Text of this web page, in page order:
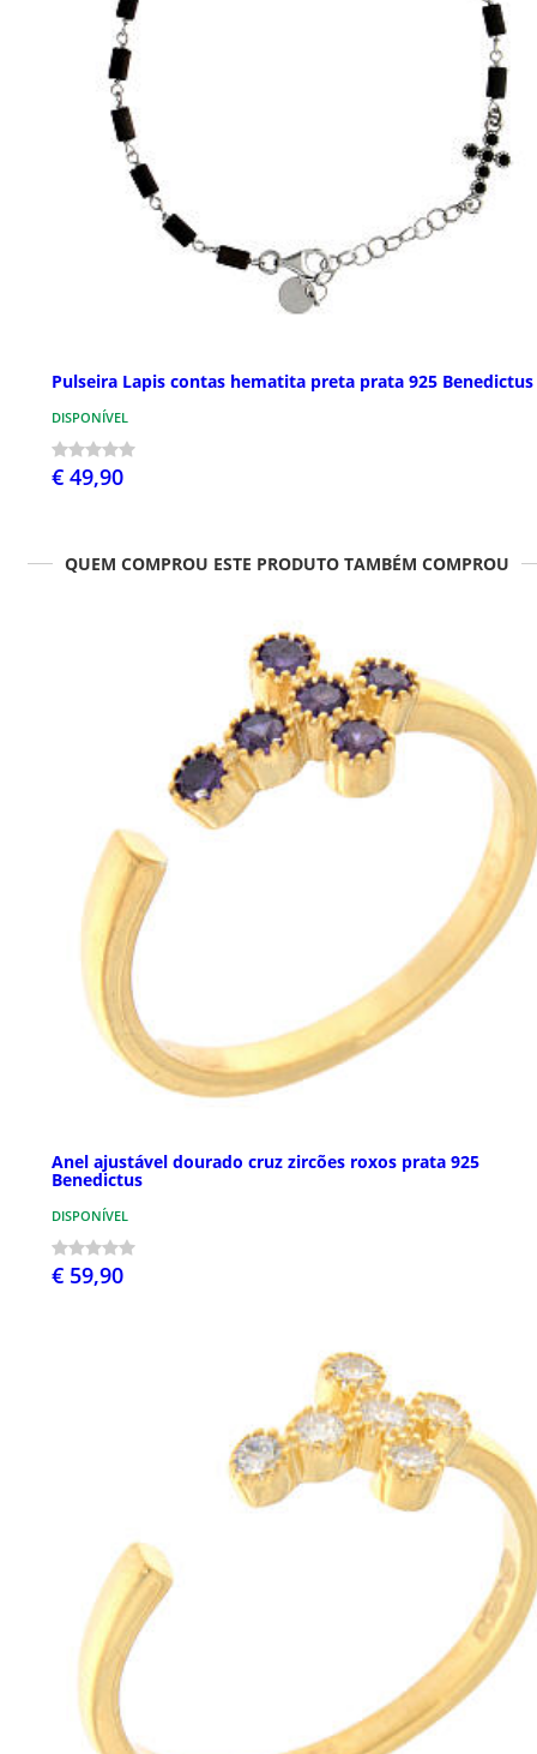
Pulseira Lapis contas hematita preta prata 925 Benedictus
DISPONÍVEL
€ 49,90
QUEM COMPROU ESTE PRODUTO TAMBÉM COMPROU
Anel ajustável dourado cruz zircões roxos prata 925
Benedictus
DISPONÍVEL
€ 59,90